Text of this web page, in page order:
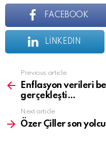
FACEBOOK
LINKEDIN
more
Previous article
Enflasyon verileri
gerçekleşti…
Next article
Özer Çiller son